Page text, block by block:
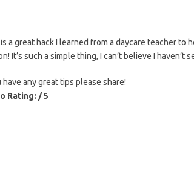
a great hack I learned from a daycare teacher to
It’s such a simple thing, I can’t believe I haven’t
have any great tips please share!
Rating: / 5